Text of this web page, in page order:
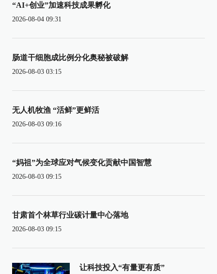
“AI+创业”加速科技成果孵化
2026-08-04 09:31
肠道干细胞成比例分化奥秘被破解
2026-08-03 03:15
无人机牧渔 “活鲜”更鲜活
2026-08-03 09:16
“妈祖”为全球应对气候变化贡献中国智慧
2026-08-03 09:15
甘肃首个林草行业碳计量中心落地
2026-08-03 09:15
让科技投入“有量更有质”